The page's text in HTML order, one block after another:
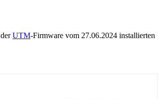
derUTM-Firmware vom 27.06.2024 installierten